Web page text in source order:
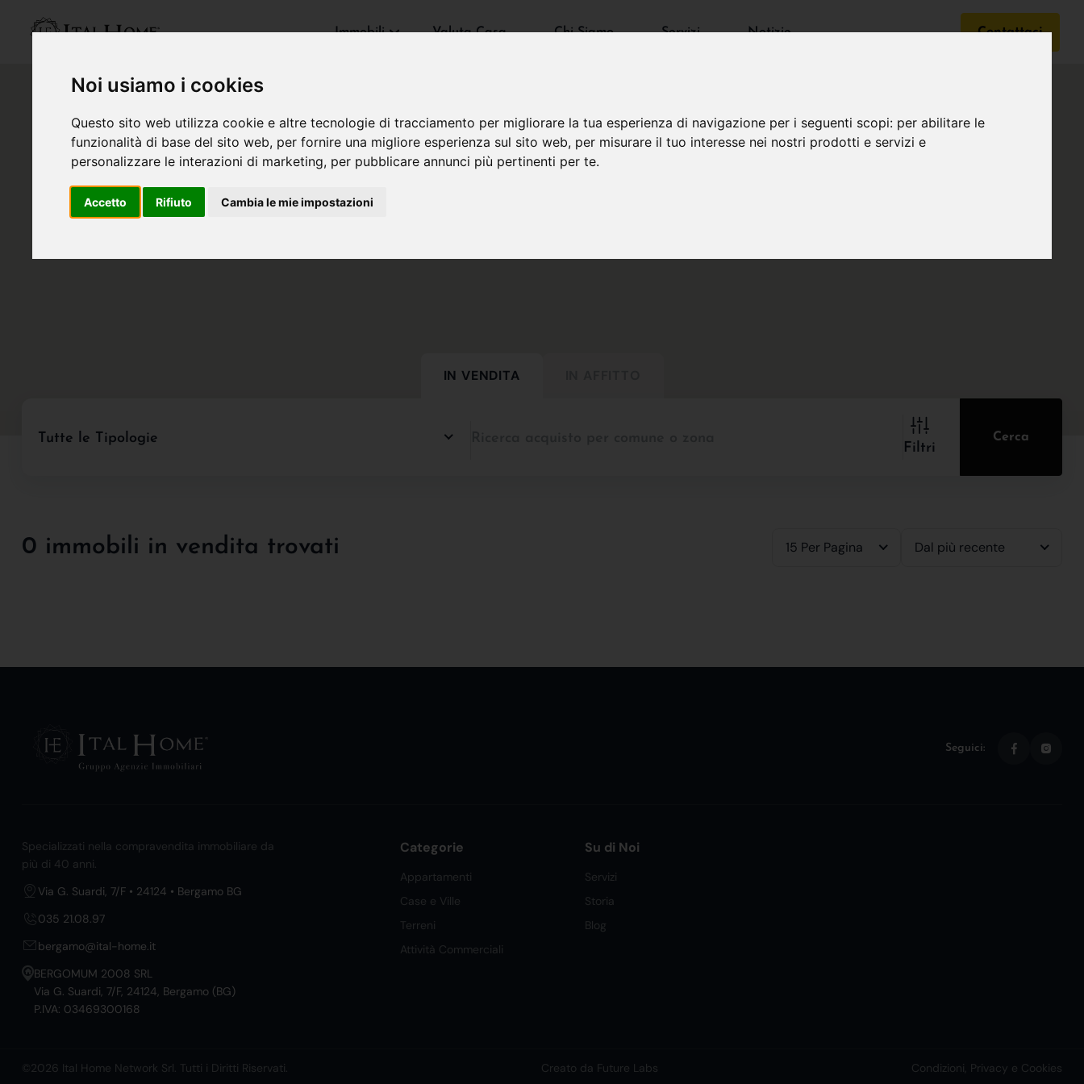
Noi usiamo i cookies
Questo sito web utilizza cookie e altre tecnologie di tracciamento per migliorare la tua esperienza di navigazione per i seguenti scopi: per abilitare le
funzionalità di base del sito web, per fornire una migliore esperienza sul sito web, per misurare il tuo interesse nei nostri prodotti e servizi e
personalizzare le interazioni di marketing, per pubblicare annunci più pertinenti per te.
Accetto Rifiuto Cambia le mie impostazioni
Immobili Valuta Casa Chi Siamo Servizi Notizie Contattaci
IN VENDITA
Tutte le Tipologie
Filtri
Cerca
0 immobili in vendita trovati 15 Per Pagina Dal più recente
Seguici:
Specializzati nella compravendita immobiliare da
più di 40 anni.
Via G. Suardi, 7/F • 24124 • Bergamo BG
035 21.08.97
bergamo@ital-home.it
BERGOMUM 2008 SRL
Via G. Suardi, 7/F, 24124, Bergamo (BG)
P.IVA: 03469300168
Categorie
Appartamenti
Case e Ville
Terreni
Attività Commerciali
Su di Noi
Servizi
Storia
Blog
©2026 Ital Home Network Srl. Tutti i Diritti Riservati. Creato da Future Labs Condizioni, Privacy e Cookies